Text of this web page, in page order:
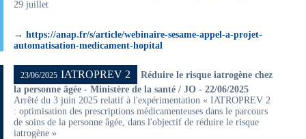
29 juillet
→ https://anap.fr/s/article/webinaire-sesame-appel-a-projet-
automatisation-medicament-hopital
23/06/2025 IATROPREV 2
Réduire le risque iatrogène chez
la personne âgée - Ministère de la santé / JO - 22/06/2025
Arrêté du 3 juin 2025 relatif à l'expérimentation « IATROPREV 2
: optimisation des prescriptions médicamenteuses dans le parcours
de soins de la personne âgée, dans l'objectif de réduire le risque
iatrogène »